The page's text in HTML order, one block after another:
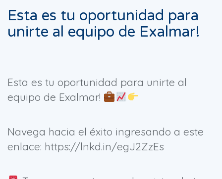
Esta es tu oportunidad para
unirte al equipo de Exalmar!
Esta es tu oportunidad para unirte al
equipo de Exalmar!
Navega hacia el éxito ingresando a este
enlace: https://lnkd.in/egJ2ZzEs